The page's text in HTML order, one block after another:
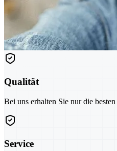
Qualität
Bei uns erhalten Sie nur die
Service